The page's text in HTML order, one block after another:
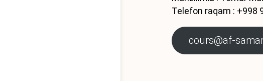
Telefon raqam : +998
cours@af-